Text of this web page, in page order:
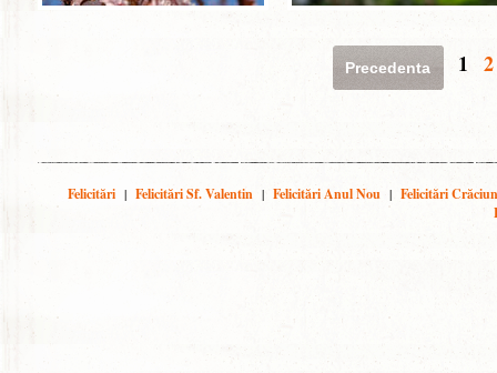
Precedenta 1 2
Felicitări | Felicitări Sf. Valentin | Felicitări Anul Nou | Felicitări